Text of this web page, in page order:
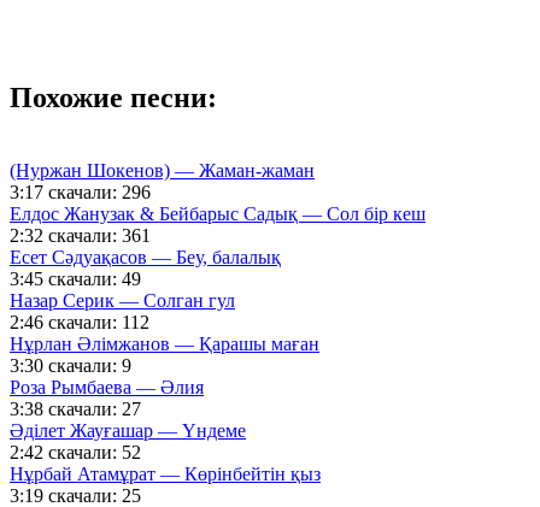
Похожие песни:
(Нуржан Шокенов) — Жаман-жаман
3:17 скачали: 296
Елдос Жанузак & Бейбарыс Садық — Сол бір кеш
2:32 скачали: 361
Есет Сәдуақасов — Беу, балалық
3:45 скачали: 49
Назар Серик — Солган гул
2:46 скачали: 112
Нұрлан Әлімжанов — Қарашы маған
3:30 скачали: 9
Роза Рымбаева — Әлия
3:38 скачали: 27
Әділет Жауғашар — Үндеме
2:42 скачали: 52
Нұрбай Атамұрат — Көрінбейтін қыз
3:19 скачали: 25